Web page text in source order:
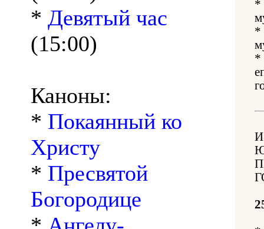
* Девятый час
(15:00)
Каноны:
* Покаянный ко
Христу
* Пресвятой
Богородице
*
*
*